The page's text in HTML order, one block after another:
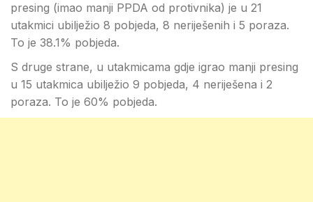
presing (imao manji PPDA od protivnika) je u 21
utakmici ubilježio 8 pobjeda, 8 neriješenih i 5 poraza.
To je 38.1% pobjeda.
S druge strane, u utakmicama gdje igrao manji presing
u 15 utakmica ubilježio 9 pobjeda, 4 neriješena i 2
poraza. To je 60% pobjeda.